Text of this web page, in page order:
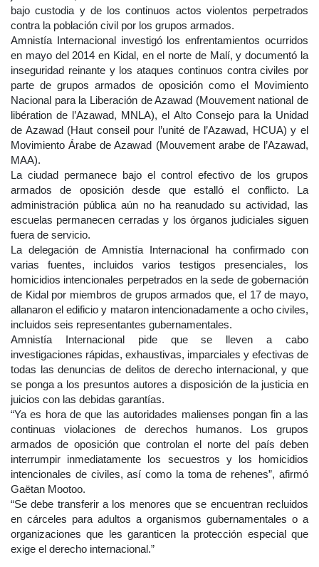
bajo custodia y de los continuos actos violentos perpetrados
contra la población civil por los grupos armados.
Amnistía Internacional investigó los enfrentamientos ocurridos
en mayo del 2014 en Kidal, en el norte de Malí, y documentó la
inseguridad reinante y los ataques continuos contra civiles por
parte de grupos armados de oposición como el Movimiento
Nacional para la Liberación de Azawad (Mouvement national de
libération de l’Azawad, MNLA), el Alto Consejo para la Unidad
de Azawad (Haut conseil pour l’unité de l’Azawad, HCUA) y el
Movimiento Árabe de Azawad (Mouvement arabe de l’Azawad,
MAA).
La ciudad permanece bajo el control efectivo de los grupos
armados de oposición desde que estalló el conflicto. La
administración pública aún no ha reanudado su actividad, las
escuelas permanecen cerradas y los órganos judiciales siguen
fuera de servicio.
La delegación de Amnistía Internacional ha confirmado con
varias fuentes, incluidos varios testigos presenciales, los
homicidios intencionales perpetrados en la sede de gobernación
de Kidal por miembros de grupos armados que, el 17 de mayo,
allanaron el edificio y mataron intencionadamente a ocho civiles,
incluidos seis representantes gubernamentales.
Amnistía Internacional pide que se lleven a cabo
investigaciones rápidas, exhaustivas, imparciales y efectivas de
todas las denuncias de delitos de derecho internacional, y que
se ponga a los presuntos autores a disposición de la justicia en
juicios con las debidas garantías.
“Ya es hora de que las autoridades malienses pongan fin a las
continuas violaciones de derechos humanos. Los grupos
armados de oposición que controlan el norte del país deben
interrumpir inmediatamente los secuestros y los homicidios
intencionales de civiles, así como la toma de rehenes”, afirmó
Gaëtan Mootoo.
“Se debe transferir a los menores que se encuentran recluidos
en cárceles para adultos a organismos gubernamentales o a
organizaciones que les garanticen la protección especial que
exige el derecho internacional.”